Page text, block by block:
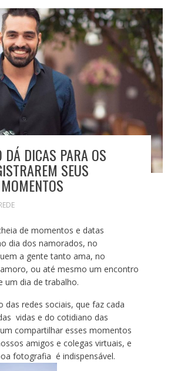
DÁ DICAS PARA OS
SEUS
de momentos e datas
dia dos namorados, no
a gente tanto ama, no
ou até mesmo um encontro
um dia de trabalho.
das redes sociais, que faz cada
vidas e do cotidiano das
compartilhar esses momentos
amigos e colegas virtuais, e
fotografia é indispensável.